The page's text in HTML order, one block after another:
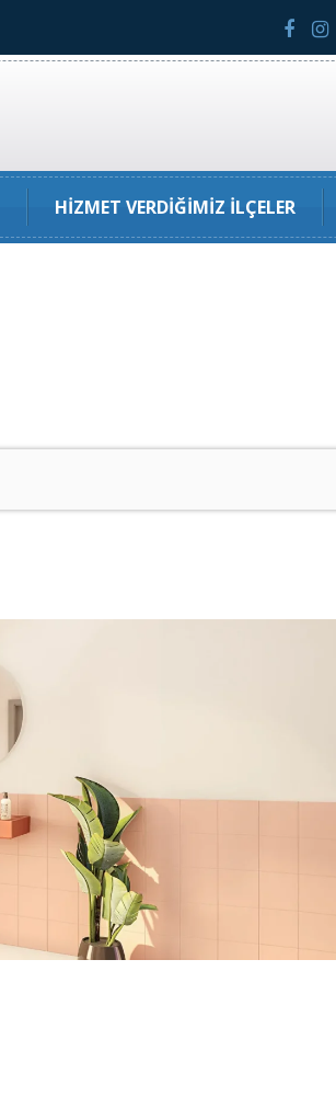
HIZMET VERDIĞIMIZ İLÇELER